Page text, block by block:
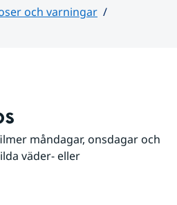
och varningar
måndagar, onsdagar och
väder- eller